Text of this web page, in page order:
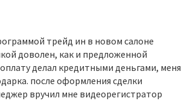
трейд ин в новом салоне
доволен, как и предложенной
делал кредитными деньгами, меня
после оформления сделки
вручил мне видеорегистратор